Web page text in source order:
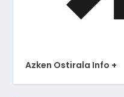
Azken Ostirala Info +